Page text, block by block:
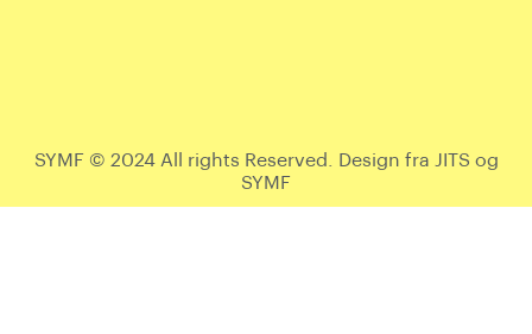
SYMF © 2024 All rights Reserved. Design fra JITS og
SYMF